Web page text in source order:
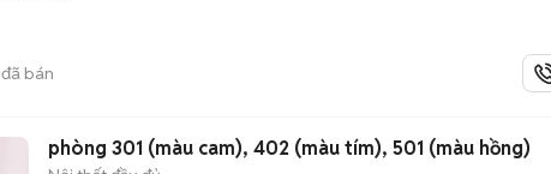
đã bán
phòng 301 (màu cam), 402 (màu tím), 501 (màu hồng)